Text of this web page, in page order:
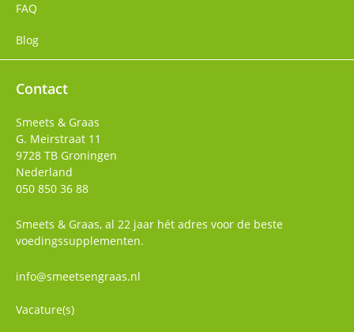
FAQ
Blog
Contact
Smeets & Graas
G. Meirstraat 11
9728 TB Groningen
Nederland
050 850 36 88
Smeets & Graas, al 22 jaar hét adres voor de beste
voedingssupplementen.
info@smeetsengraas.nl
Vacature(s)